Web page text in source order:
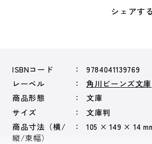
シェアす
ISBNコード
9784041139769
レーベル
角川ビーンズ文庫
商品形態
文庫
サイズ
文庫判
商品寸法（横/
縦/束幅）
105 × 149 × 14